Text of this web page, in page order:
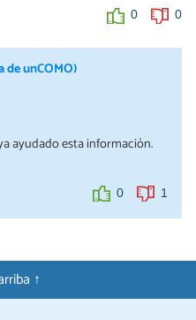
0 0
de unCOMO)
ayudado esta información.
0 1
↑